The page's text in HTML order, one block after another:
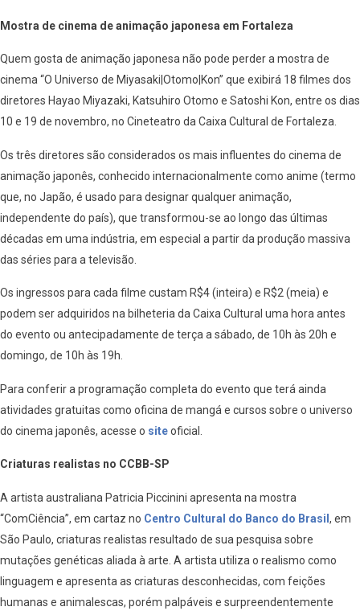
Mostra de cinema de animação japonesa em Fortaleza
Quem gosta de animação japonesa não pode perder a mostra de
cinema “O Universo de Miyasaki|Otomo|Kon” que exibirá 18 filmes dos
diretores Hayao Miyazaki, Katsuhiro Otomo e Satoshi Kon, entre os dias
10 e 19 de novembro, no Cineteatro da Caixa Cultural de Fortaleza.
Os três diretores são considerados os mais influentes do cinema de
animação japonês, conhecido internacionalmente como anime (termo
que, no Japão, é usado para designar qualquer animação,
independente do país), que transformou-se ao longo das últimas
décadas em uma indústria, em especial a partir da produção massiva
das séries para a televisão.
Os ingressos para cada filme custam R$4 (inteira) e R$2 (meia) e
podem ser adquiridos na bilheteria da Caixa Cultural uma hora antes
do evento ou antecipadamente de terça a sábado, de 10h às 20h e
domingo, de 10h às 19h.
Para conferir a programação completa do evento que terá ainda
atividades gratuitas como oficina de mangá e cursos sobre o universo
do cinema japonês, acesse o siteoficial.
Criaturas realistas no CCBB-SP
A artista australiana Patricia Piccinini apresenta na mostra
“ComCiência”, em cartaz no Centro Cultural do Banco do Brasil , em
São Paulo, criaturas realistas resultado de sua pesquisa sobre
mutações genéticas aliada à arte. A artista utiliza o realismo como
linguagem e apresenta as criaturas desconhecidas, com feições
humanas e animalescas, porém palpáveis e surpreendentemente